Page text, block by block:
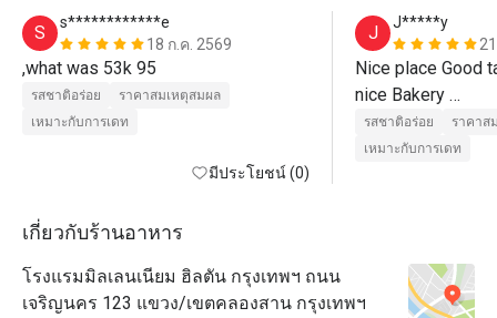
S
s************e
18 ก.ค. 2569
,what was 53k 95
รสชาติอร่อย
ราคาสมเหตุสมผล
เหมาะกับการเดท
มีประโยชน์ (0)
J
J*****y
Nice place Good
nice Bakery
Nice service
รสชาติอร่อย
ราคาส
เหมาะกับการเดท
เกี่ยวกับร้านอาหาร
โรงแรมมิลเลนเนียม ฮิลตัน กรุงเทพฯ ถนน
เจริญนคร 123 แขวง/เขตคลองสาน กรุงเทพฯ